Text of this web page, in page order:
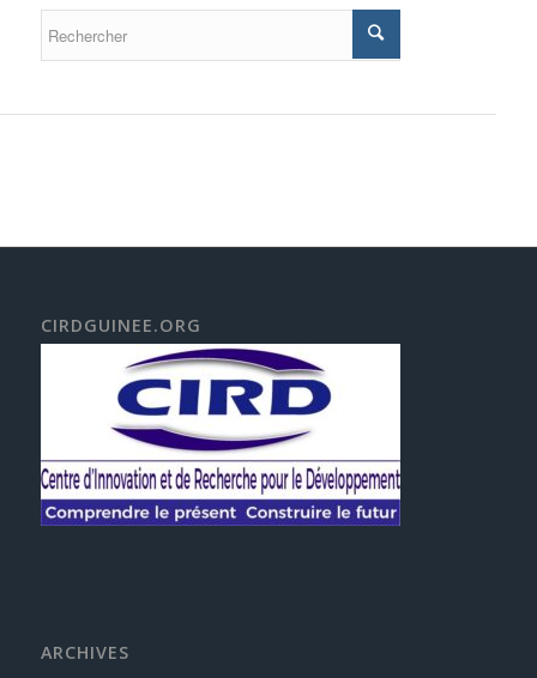
CIRDGUINEE.ORG
ARCHIVES